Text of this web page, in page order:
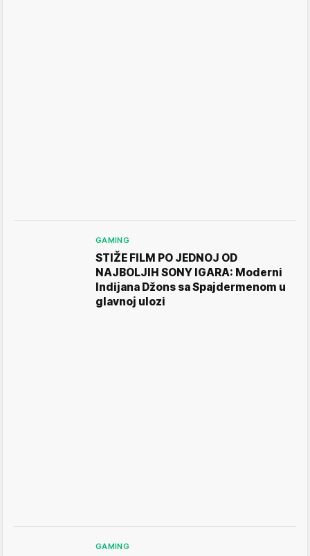
GAMING
STIŽE FILM PO JEDNOJ OD
NAJBOLJIH SONY IGARA: Moderni
Indijana Džons sa Spajdermenom u
glavnoj ulozi
GAMING